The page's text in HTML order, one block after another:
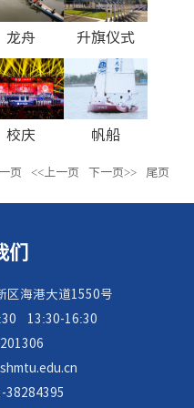
龙舟 升旗仪式
校庆 帆船
页 <<上一页 下一页>> 尾页
们
区海港大道1550号
13:30-16:30
38284395